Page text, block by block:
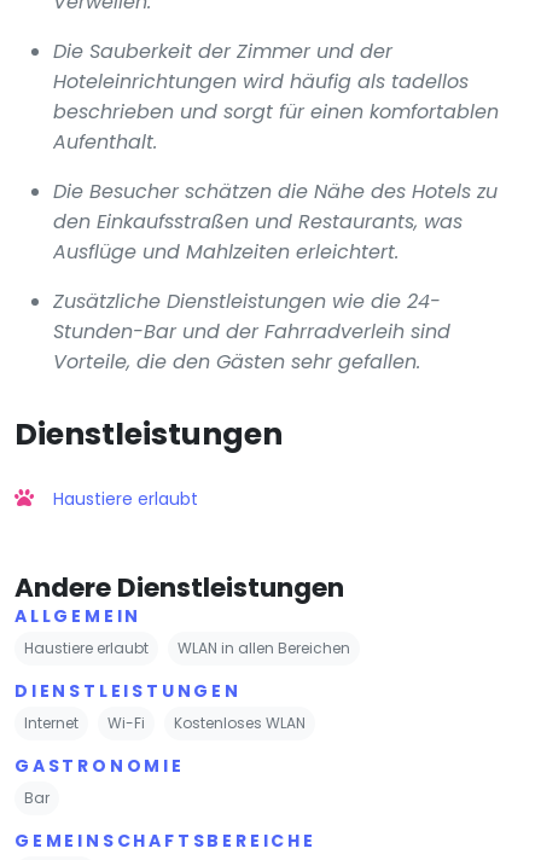
Die Sauberkeit der Zimmer und der
Hoteleinrichtungen wird häufig als tadellos
beschrieben und sorgt für einen komfortablen
Aufenthalt.
Die Besucher schätzen die Nähe des Hotels zu
den Einkaufsstraßen und Restaurants, was
Ausflüge und Mahlzeiten erleichtert.
Zusätzliche Dienstleistungen wie die 24-
Stunden-Bar und der Fahrradverleih sind
Vorteile, die den Gästen sehr gefallen.
Dienstleistungen
Haustiere erlaubt
Andere Dienstleistungen
ALLGEMEIN
Haustiere erlaubt WLAN in allen Bereichen
DIENSTLEISTUNGEN
Internet Wi-Fi Kostenloses WLAN
GASTRONOMIE
Bar
GEMEINSCHAFTSBEREICHE